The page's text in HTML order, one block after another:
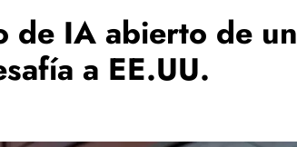
de IA abierto de un
a EE.UU.